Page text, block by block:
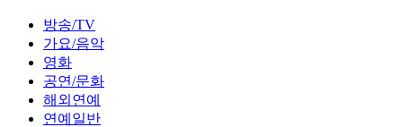
방송/TV
가요/음악
영화
공연/문화
해외연예
연예일반